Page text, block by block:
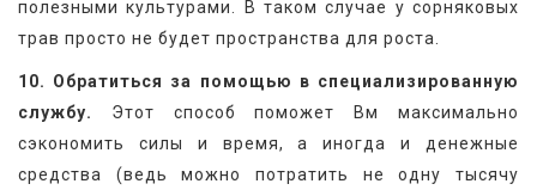
полезными культурами. В таком случае у сорняковых
трав просто не будет пространства для роста.
10. Обратиться за помощью в специализированную
службу.
Этот способ поможет Вм максимально
сэкономить силы и время, а иногда и денежные
средства (ведь можно потратить не одну тысячу